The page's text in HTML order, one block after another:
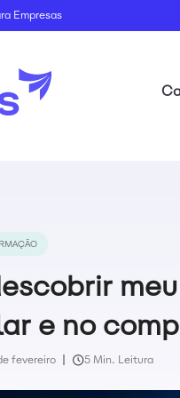
Empresas
e no
fevereiro 5 Min. Leitura